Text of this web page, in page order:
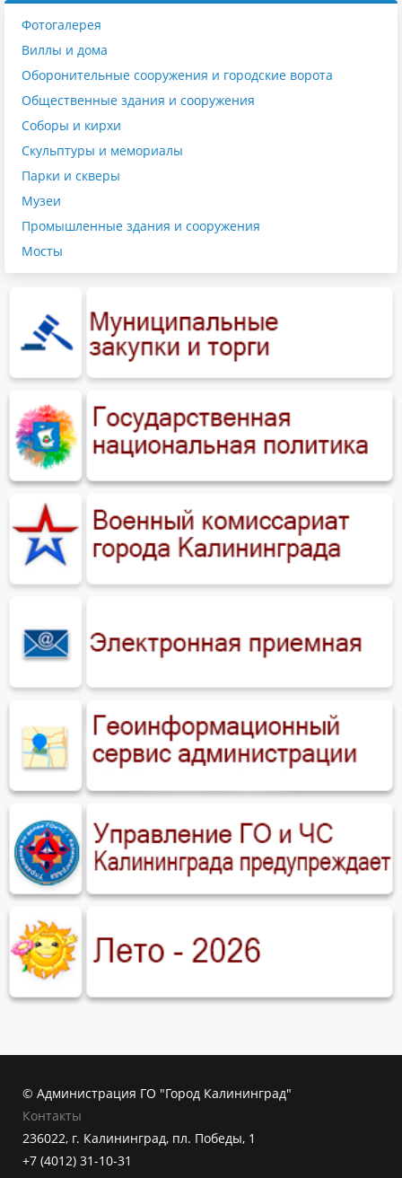
Фотогалерея
Виллы и дома
Оборонительные сооружения и городские ворота
Общественные здания и сооружения
Соборы и кирхи
Скульптуры и мемориалы
Парки и скверы
Музеи
Промышленные здания и сооружения
Мосты
© Администрация ГО "Город Калининград"
Контакты
236022, г. Калининград, пл. Победы, 1
+7 (4012) 31-10-31